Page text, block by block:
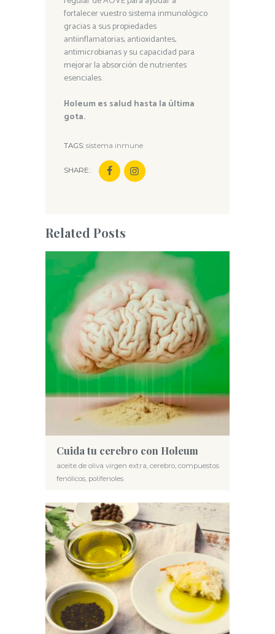
fortalecer vuestro sistema inmunológico
gracias a sus propiedades
antiinflamatorias, antioxidantes,
antimicrobianas y su capacidad para
mejorar la absorción de nutrientes
esenciales.
Holeum es salud hasta la última
gota.
TAGS: sistema inmune
SHARE:
Related Posts
Cuida tu cerebro con Holeum
aceite de oliva virgen extra, cerebro, compuestos
fenólicos, polifenoles